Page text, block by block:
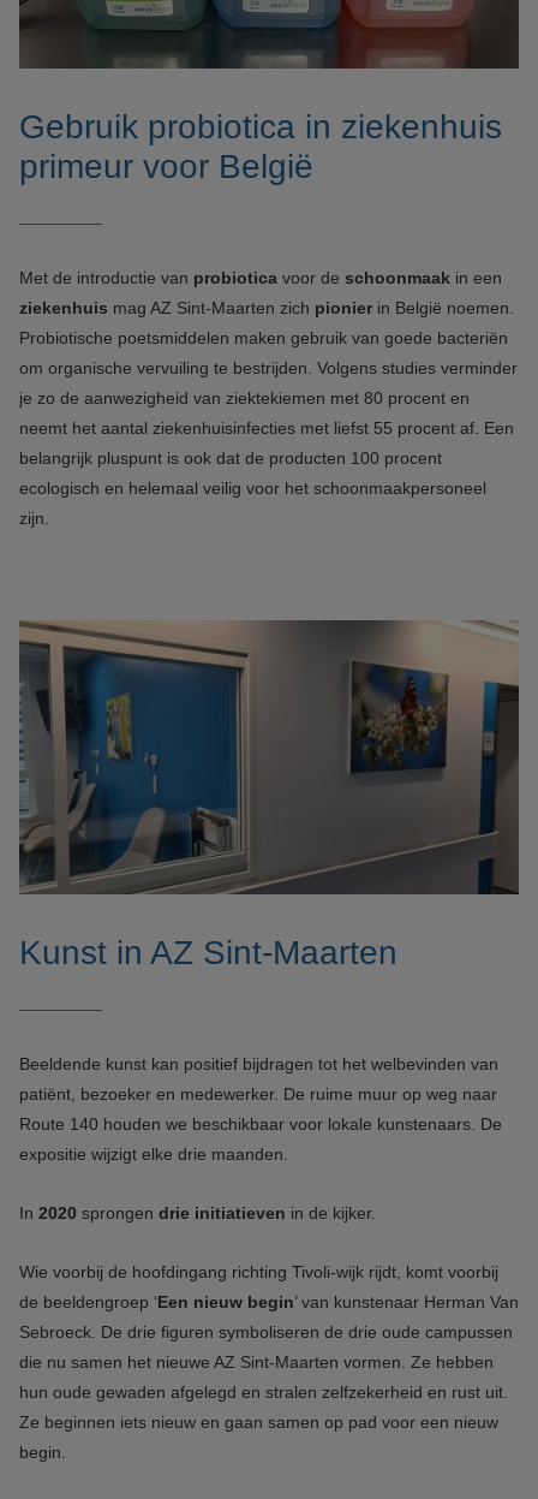
Gebruik probiotica in ziekenhuis
primeur voor België
Met de introductie van probiotica voor de schoonmaak in een
ziekenhuis mag AZ Sint-Maarten zich pionier in België noemen.
Probiotische poetsmiddelen maken gebruik van goede bacteriën
om organische vervuiling te bestrijden. Volgens studies verminder
je zo de aanwezigheid van ziektekiemen met 80 procent en
neemt het aantal ziekenhuisinfecties met liefst 55 procent af. Een
belangrijk pluspunt is ook dat de producten 100 procent
ecologisch en helemaal veilig voor het schoonmaakpersoneel
zijn.
Kunst in AZ Sint-Maarten
Beeldende kunst kan positief bijdragen tot het welbevinden van
patiënt, bezoeker en medewerker. De ruime muur op weg naar
Route 140 houden we beschikbaar voor lokale kunstenaars. De
expositie wijzigt elke drie maanden.
In 2020 sprongen drie initiatieven in de kijker.
Wie voorbij de hoofdingang richting Tivoli-wijk rijdt, komt voorbij
de beeldengroep ‘Een nieuw begin’ van kunstenaar Herman Van
Sebroeck. De drie figuren symboliseren de drie oude campussen
die nu samen het nieuwe AZ Sint-Maarten vormen. Ze hebben
hun oude gewaden afgelegd en stralen zelfzekerheid en rust uit.
Ze beginnen iets nieuw en gaan samen op pad voor een nieuw
begin.